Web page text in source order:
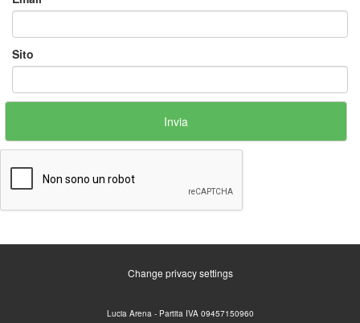
Sito
Change privacy settings
Lucia Arena - Partita IVA 09457150960